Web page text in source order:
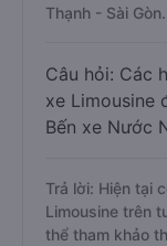
Thạnh - Sài Gòn.
Câu hỏi: Các
xe Limousine
Bến xe Nước
Trả lời: Hiện tại
Limousine trên
thể tham khảo